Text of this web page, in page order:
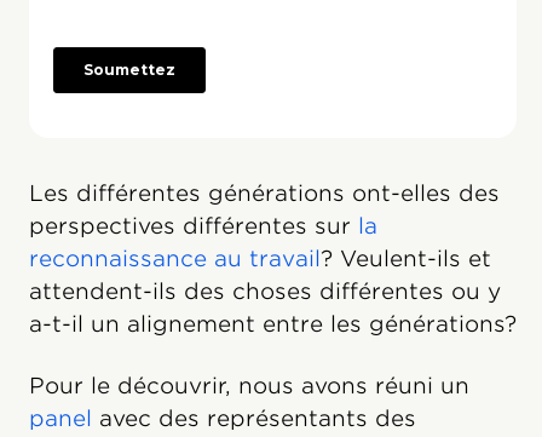
Les différentes générations ont-elles des
perspectives différentes sur la
reconnaissance au travail? Veulent-ils et
attendent-ils des choses différentes ou y
a-t-il un alignement entre les générations?
Pour le découvrir, nous avons réuni un
panel avec des représentants des